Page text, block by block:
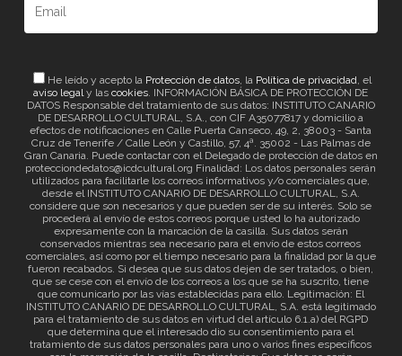
He leído y acepto la Protección de datos, la Política de privacidad, el
aviso legaly lascookies. INFORMACIÓN BÁSICA DE PROTECCIÓN DE
DATOS Responsable del tratamiento de sus datos: INSTITUTO CANARIO
DE DESARROLLO CULTURAL, S.A., con CIF A35077817 y domicilio a
efectos de notificaciones en Calle Puerta Canseco, 49, 2, 38003 - Santa
Cruz de Tenerife / Calle León y Castillo, 57, 4ª. 35002 - Las Palmas de
Gran Canaria. Puede contactar con el Delegado de protección de datos en
protecciondedatos@icdcultural.org Finalidad: Los datos personales serán
utilizados para facilitarle los correos informativos y/o comerciales que,
desde el INSTITUTO CANARIO DE DESARROLLO CULTURAL, S.A.
considere que son necesarios y que pueden ser de su interés. Solo se
procederá al envío de estos correos porque usted lo ha autorizado
expresamente con la marcación de la casilla. Sus datos serán
conservados mientras sea necesario para el envío de estos correos
comerciales, así como por el tiempo necesario para la finalidad por la que
fueron recabados. Si desea que sus datos dejen de ser tratados, o bien,
que se cese con el envío de los correos a los que se ha suscrito, tiene
que comunicarlo por las vías establecidas para ello. Legitimación: El
INSTITUTO CANARIO DE DESARROLLO CULTURAL, S.A. está legitimado
para el tratamiento de sus datos en virtud del artículo 6.1.a) del RGPD
que determina que el interesado dio su consentimiento para el
tratamiento de sus datos personales para uno o varios fines específicos